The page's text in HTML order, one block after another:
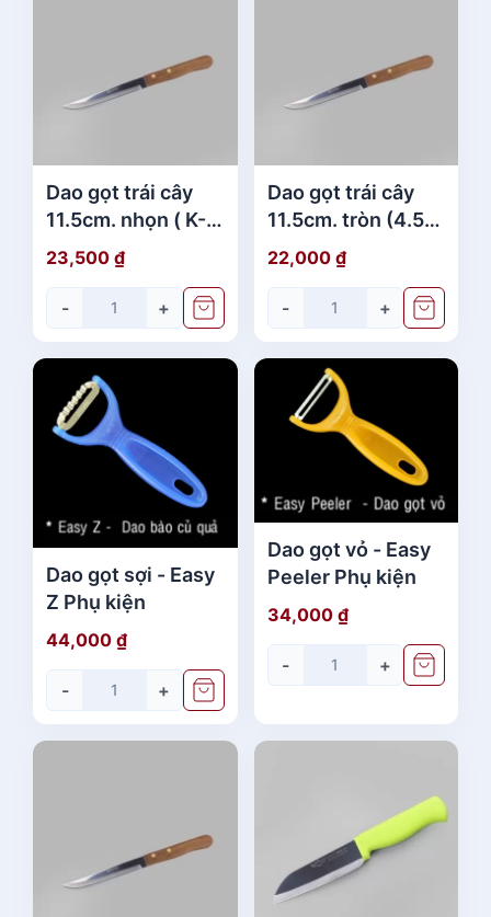
Dao gọt trái cây
11.5cm. nhọn ( K-
Sel cán nhựa
xanh) (4.5")
#351_B Eagle cán
gỗ (vỉ)
23,500 ₫
- +
Dao gọt trái cây
11.5cm. tròn (4.5")
#350 Eagle cán gỗ
(không vỉ)
22,000 ₫
- +
Dao gọt sợi - Easy
Z Phụ kiện
44,000 ₫
- +
Dao gọt vỏ - Easy
Peeler Phụ kiện
34,000 ₫
- +